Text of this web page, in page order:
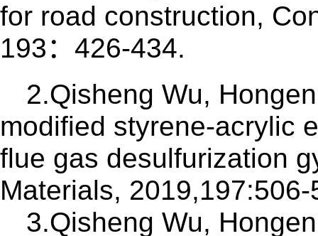
for road construction,
193： 426-434.
2.Qisheng Wu,
modified styrene-acrylic
flue gas desulfurization
Materials, 2019,197:506-
3.Qisheng Wu,